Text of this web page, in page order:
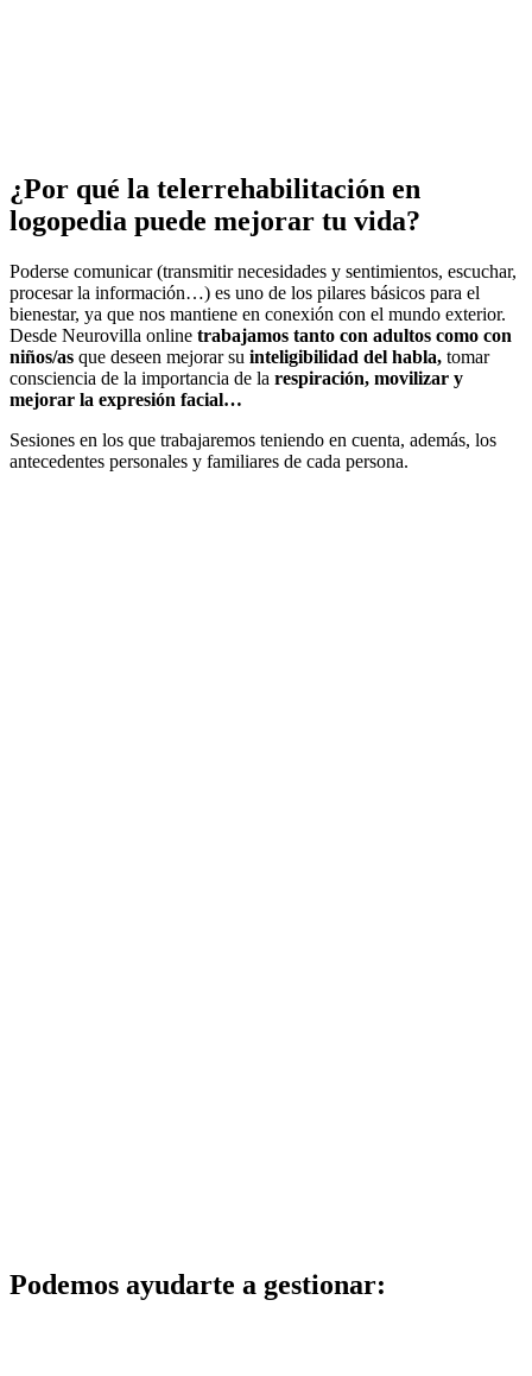
¿Por qué la telerrehabilitación en
logopedia puede mejorar tu vida?
Poderse comunicar (transmitir necesidades y sentimientos, escuchar,
procesar la información…) es uno de los pilares básicos para el
bienestar, ya que nos mantiene en conexión con el mundo exterior.
Desde Neurovilla online trabajamos tanto con adultos como con
niños/as que deseen mejorar su inteligibilidad del habla, tomar
consciencia de la importancia de la respiración, movilizar y
mejorar la expresión facial…
Sesiones en los que trabajaremos teniendo en cuenta, además, los
antecedentes personales y familiares de cada persona.
Podemos ayudarte a gestionar: